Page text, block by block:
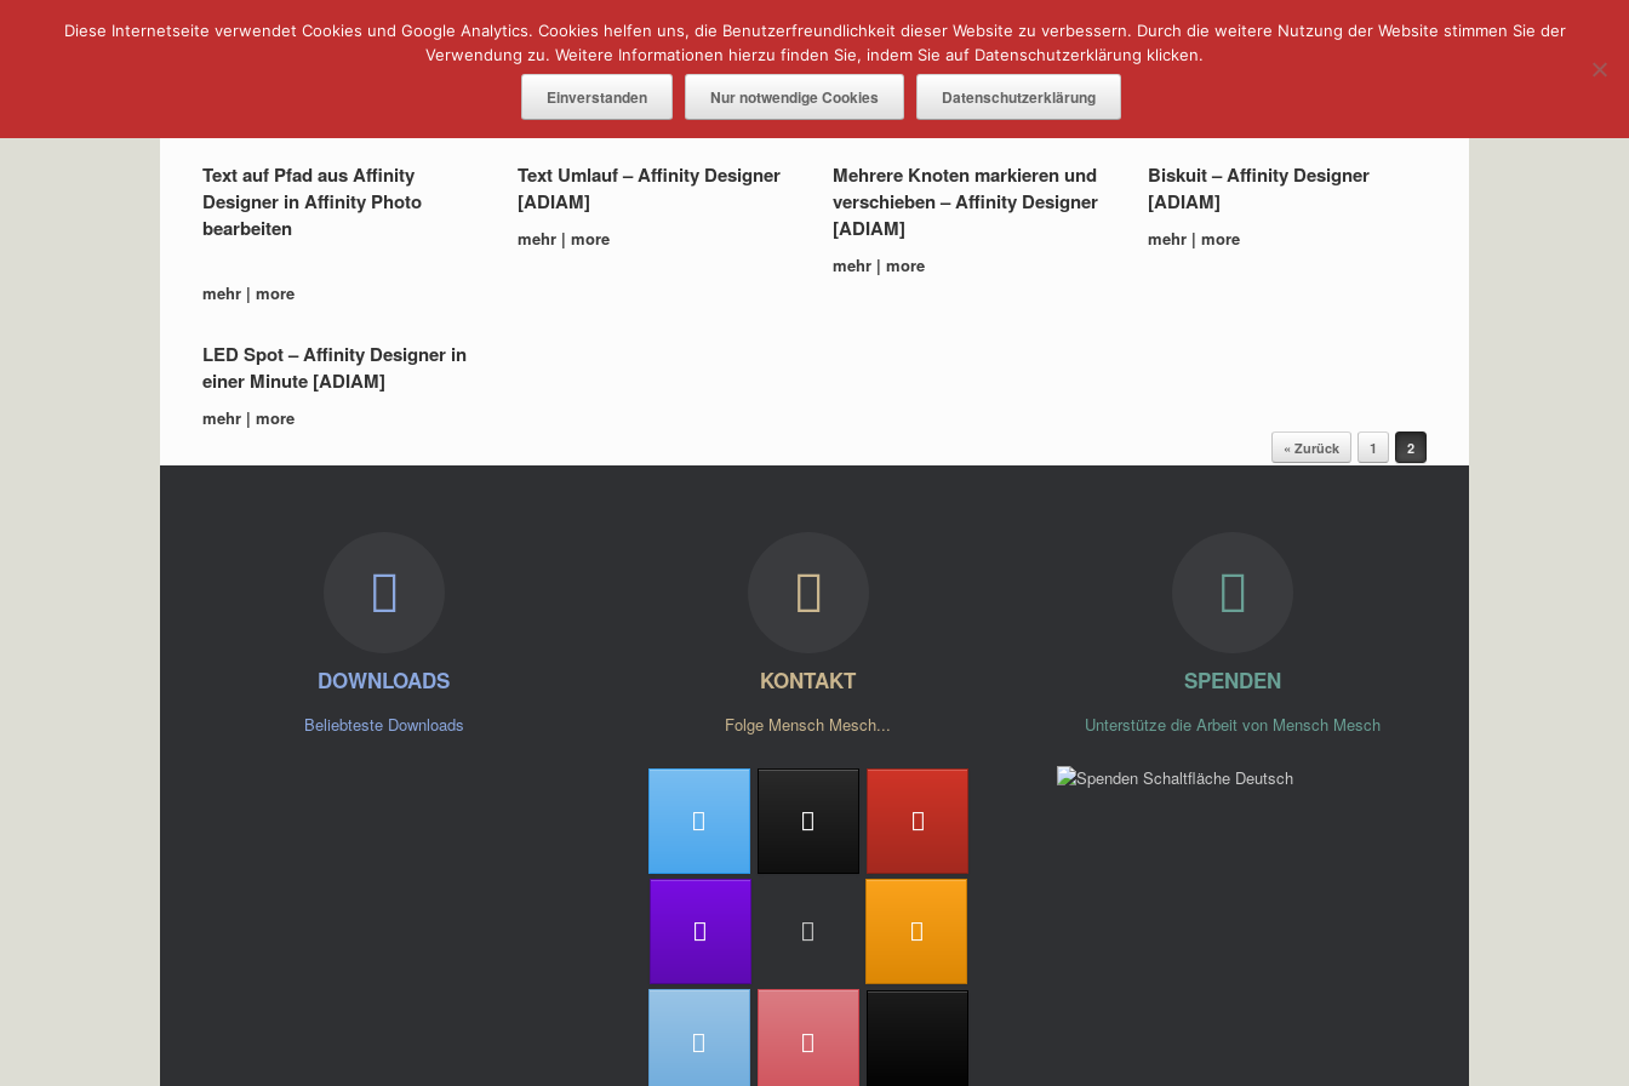
Zum
AFFINITY IN A MINUTE ⏰ TUTORIALS DOWNLOADS
Affinity Designer in einer Minute
Text auf Pfad aus Affinity
Designer in Affinity Photo
bearbeiten
mehr | more
Text Umlauf – Affinity Designer
[ADIAM]
mehr | more
Mehrere Knoten markieren und
verschieben – Affinity Designer
[ADIAM]
mehr | more
Biskuit – Affinity Designer
[ADIAM]
mehr | more
LED Spot – Affinity Designer in
einer Minute [ADIAM]
mehr | more
« Zurück 1 2
DOWNLOADS
Beliebteste Downloads
KONTAKT
Folge Mensch Mesch...
SPENDEN
Unterstütze die Arbeit von Mensch Mesch
Diese Internetseite verwendet Cookies und Google Analytics. Cookies helfen uns, die Benutzerfreundlichkeit dieser Website zu verbessern. Durch die weitere Nutzung der Website stimmen Sie der
Verwendung zu. Weitere Informationen hierzu finden Sie, indem Sie auf Datenschutzerklärung klicken.
Einverstanden Nur notwendige Cookies Datenschutzerklärung